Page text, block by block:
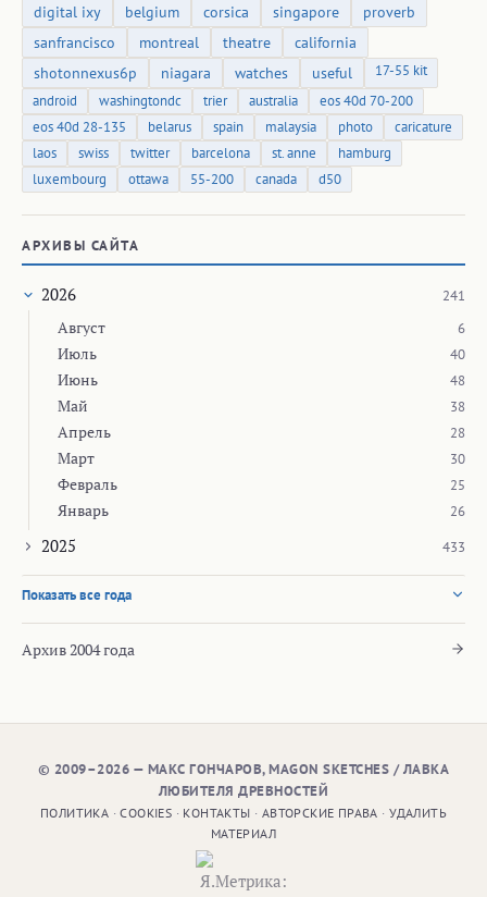
digital ixy
belgium corsica singapore
proverb
sanfrancisco
montreal theatre
california
shotonnexus6p
niagara watches useful
17-55 kit
android
washingtondc trier australia
eos 40d 70-200
eos 40d 28-135
belarus spain malaysia photo
caricature
laos
swiss twitter barcelona st. anne
hamburg
luxembourg
ottawa 55-200 canada d50
АРХИВЫ САЙТА
2026 241
Август 6
Июль 40
Июнь 48
Май 38
Апрель 28
Март 30
Февраль 25
Январь 26
2025 433
Показать все года
Архив 2004 года
© 2009–2026 — МАКС ГОНЧАРОВ, MAGON SKETCHES / ЛАВКА
ЛЮБИТЕЛЯ ДРЕВНОСТЕЙ
ПОЛИТИКА ·COOKIES · КОНТАКТЫ · АВТОРСКИЕ ПРАВА ·УДАЛИТЬ
МАТЕРИАЛ